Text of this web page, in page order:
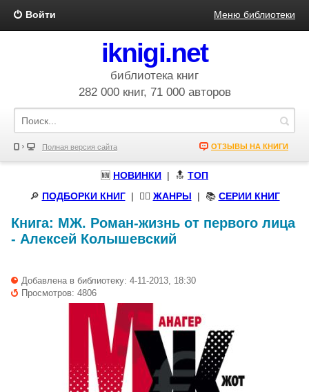
Войти Меню библиотеки
iknigi.net
библиотека книг
282 000 книг, 71 000 авторов
Полная версия сайта ОТЗЫВЫ НА КНИГИ
🆕 НОВИНКИ | 🔝 ТОП
🔎 ПОДБОРКИ КНИГ| 🧝‍♀️ ЖАНРЫ | 📚 СЕРИИ КНИГ
Книга: МЖ. Роман-жизнь от первого лица
- Алексей Колышевский
Добавлена в библиотеку: 4-11-2013, 18:30
Просмотров: 4806